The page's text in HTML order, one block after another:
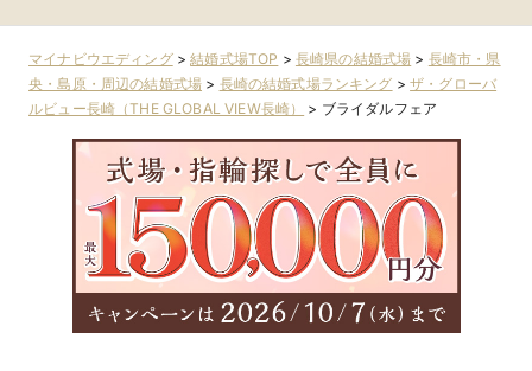
マイナビウエディング>結婚式場TOP > 長崎県の結婚式場 > 長崎市・県
央・島原・周辺の結婚式場 > 長崎の結婚式場ランキング >ザ・グローバ
ルビュー長崎（THE GLOBAL VIEW長崎）
> ブライダルフェア